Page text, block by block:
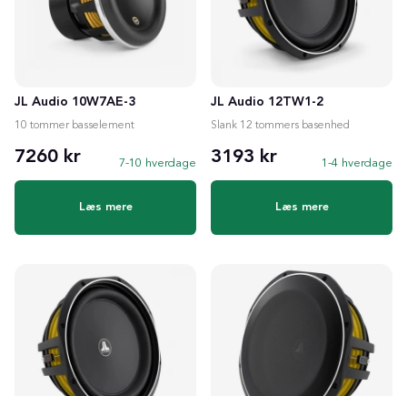
JL Audio 10W7AE-3
10 tommer basselement
7260 kr 7-10 hverdage
Læs mere
JL Audio 12TW1-2
Slank 12 tommers basenhed
3193 kr 1-4 hverdage
Læs mere